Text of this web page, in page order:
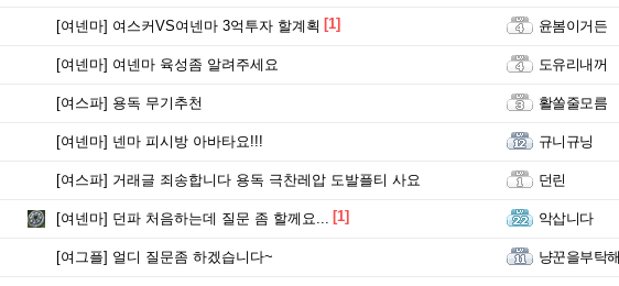
[여넨마] 여스커VS여넨마 3억투자 할계획 [1] 윤봄이거든
[여넨마] 여넨마 육성좀 알려주세요 도유리내꺼
[여스파] 용독 무기추천 활쏠줄모름
[여넨마] 넨마 피시방 아바타요!!! 규니규닝
[여스파] 거래글 죄송합니다 용독 극찬레압 도발플티 사요 던린
[여넨마] 던파 처음하는데 질문 좀 할께요... [1] 악삽니다
[여그플] 얼디 질문좀 하겠습니다~ 냥꾼을부탁해